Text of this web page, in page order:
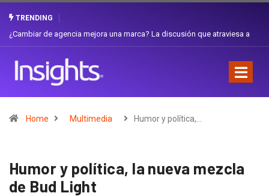
TRENDING
Gabriela Herrera y el arte de cambiarse el sombrero en Corporación
Home Multimedia Humor y política,…
Humor y política, la nueva mezcla
de Bud Light